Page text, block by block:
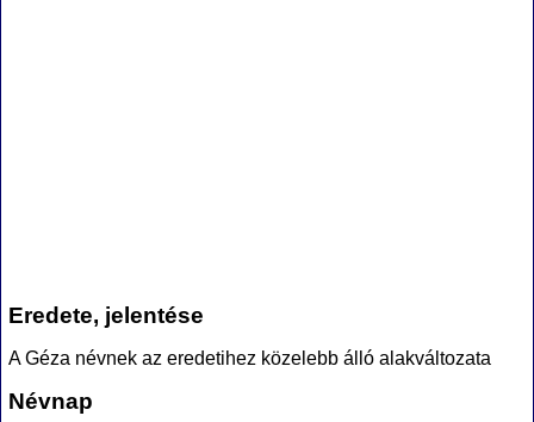
Eredete, jelentése
A Géza névnek az eredetihez közelebb álló alakváltozata
Névnap